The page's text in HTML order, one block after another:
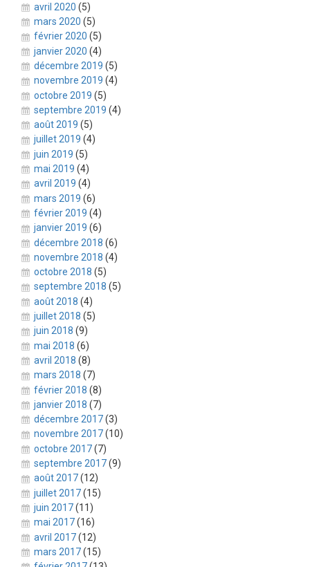
avril 2020 (5)
mars 2020 (5)
février 2020 (5)
janvier 2020 (4)
décembre 2019 (5)
novembre 2019 (4)
octobre 2019 (5)
septembre 2019 (4)
août 2019 (5)
juillet 2019 (4)
juin 2019 (5)
mai 2019 (4)
avril 2019 (4)
mars 2019 (6)
février 2019 (4)
janvier 2019 (6)
décembre 2018 (6)
novembre 2018 (4)
octobre 2018 (5)
septembre 2018 (5)
août 2018 (4)
juillet 2018 (5)
juin 2018 (9)
mai 2018 (6)
avril 2018 (8)
mars 2018 (7)
février 2018 (8)
janvier 2018 (7)
décembre 2017(3)
novembre 2017(10)
octobre 2017(7)
septembre 2017(9)
août 2017(12)
juillet 2017(15)
juin 2017(11)
mai 2017(16)
avril 2017(12)
mars 2017(15)